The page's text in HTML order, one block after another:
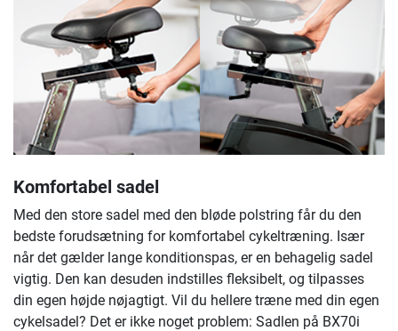
Komfortabel sadel
Med den store sadel med den bløde polstring får du den
bedste forudsætning for komfortabel cykeltræning. Især
når det gælder lange konditionspas, er en behagelig sadel
vigtig. Den kan desuden indstilles fleksibelt, og tilpasses
din egen højde nøjagtigt. Vil du hellere træne med din egen
cykelsadel? Det er ikke noget problem: Sadlen på BX70i